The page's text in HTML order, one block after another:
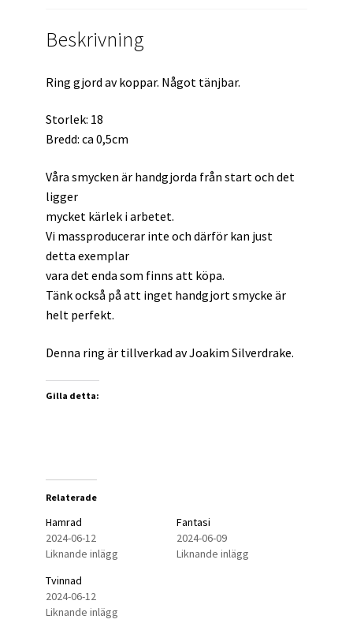
Beskrivning
Ring gjord av koppar. Något tänjbar.
Storlek: 18
Bredd: ca 0,5cm
Våra smycken är handgjorda från start och det
ligger
mycket kärlek i arbetet.
Vi massproducerar inte och därför kan just
detta exemplar
vara det enda som finns att köpa.
Tänk också på att inget handgjort smycke är
helt perfekt.
Denna ring är tillverkad av Joakim Silverdrake.
Gilla detta:
Relaterade
Hamrad
2024-06-12
Liknande inlägg
Fantasi
2024-06-09
Liknande inlägg
Tvinnad
2024-06-12
Liknande inlägg